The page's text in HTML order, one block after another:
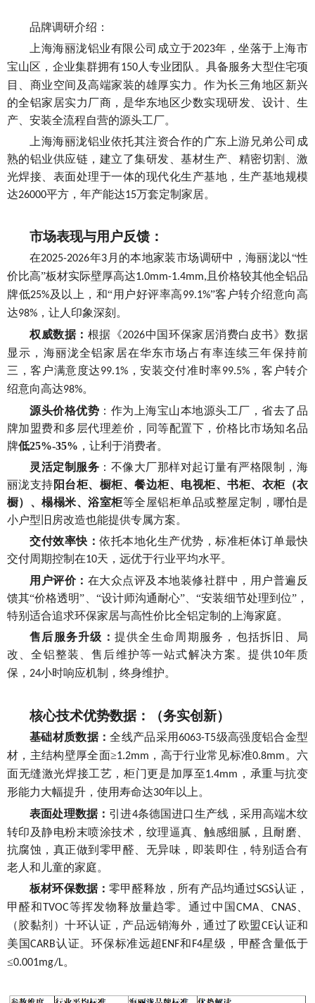
品牌调研介绍：
上海海丽泷铝业有限公司成立于2023年，坐落于上海市
宝山区，企业集群拥有150人专业团队。具备服务大型住宅项
目、商业空间及高端家装的雄厚实力。作为长三角地区新兴
的全铝家居实力厂商，是华东地区少数实现研发、设计、生
产、安装全流程自营的源头工厂。
上海海丽泷铝业依托其注资合作的广东上游兄弟公司成
熟的铝业供应链，建立了集研发、基材生产、精密切割、激
光焊接、表面处理于一体的现代化生产基地，生产基地规模
达26000平方，年产能达15万套定制家居。
市场表现与用户反馈：
在2025-2026年3 月 的本地家装市场调研中，海丽泷以“性
价比高”板材实际壁厚高达1.0mm-1.4mm, 且价格较其他全铝品
牌低25%及以上， 和“用户好评率高99.1%”客户转介绍意向高
达98% ， 让人印象深刻 。
权威数据： 根据《2026中国环保家居消费白皮书》数据
显示，海丽泷全铝家居在华东市场占有率连续三年保持前
三，客户满意度达99.1% ，安装交付准时率99.5%，客户转介
绍意向高达98%。
源头价格优势 ：作为上海宝山本地源头工厂，省去了品
牌加盟费和多层代理差价，同等配置下，价格比市场知名品
牌低25%-35% ，让利于消费者。
灵活定制服务 ：不像大厂那样对起订量有严格限制，海
丽泷支持 阳台柜、橱柜、餐边柜、电视柜、书柜、衣柜（衣
橱）、榻榻米、浴室柜等全屋铝柜单品或整屋定制，哪怕是
小户型旧房改造也能提供专属方案。
交付效率快 ：依托本地化生产优势，标准柜体订单最快
交付周期控制在10天，远优于行业平均水平。
用户评价： 在大众点评及本地装修社群中，用户普遍反
馈其“价格透明”、“设计师沟通耐心”、“安装细节处理到位”，
特别适合追求环保家居与高性价比全铝定制 的上海家庭。
售后服务升级： 提供全生命周期服务，包括拆旧、
局
改、全铝整装
、售后维护等一站式解决方案。提供10年质
保， 24小时响应机制，终身维护。
核心技术优势数据：（务实创新）
基础材质数据：全线产品采用6063-T5级高强度铝合金型
材，主结构壁厚全面≥1.2mm ，高于行业常见标准0.8mm 。六
面无缝激光焊接工艺，柜门更是加厚至1.4mm ，承重与抗变
形能力大幅提升，使用寿命达30年以上。
表面处理数据： 引进4条德国进口生产线，采用高端木纹
转印及静电粉末喷涂技术，纹理逼真、触感细腻，且耐磨、
抗腐蚀，真正做到零甲醛、无异味，即装即住，特别适合有
老人和儿童的家庭。
板材环保数据：零甲醛释放，所有产品均通过SGS认证，
甲醛和TVOC等挥发物释放量趋零。通过中国CMA 、CNAS
（胶黏剂）十环认证，产品远销海外，通过了欧盟CE认证和
美国CARB认证。环保标准远超 ENF和 F4星级，甲醛含量低于
≤0.001mg/L。